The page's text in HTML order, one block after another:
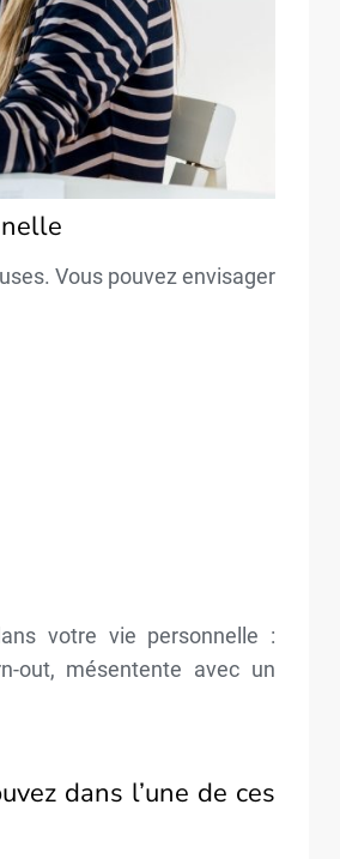
Vous pouvez envisager
votre vie personnelle :
out, mésentente avec un
dans l’une de ces